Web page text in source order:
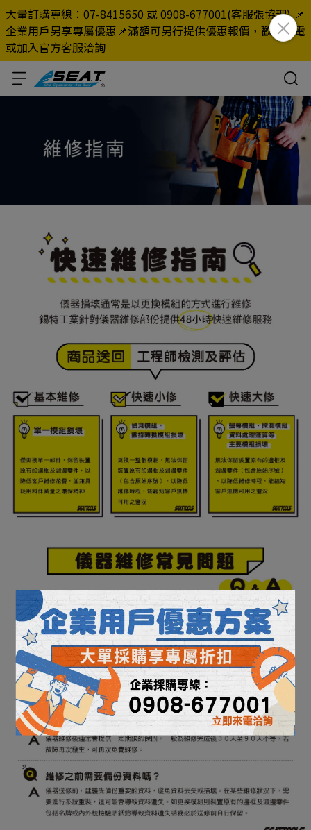
大量訂購專線：07-8415650 或 0908-677001(客服張協理) 📌
企業用戶另享專屬優惠📌滿額可另行提供優惠報價，歡迎來電
或加入官方客服洽詢